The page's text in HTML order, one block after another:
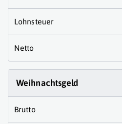
Lohnsteuer
Netto
Weihnachtsgeld
Brutto